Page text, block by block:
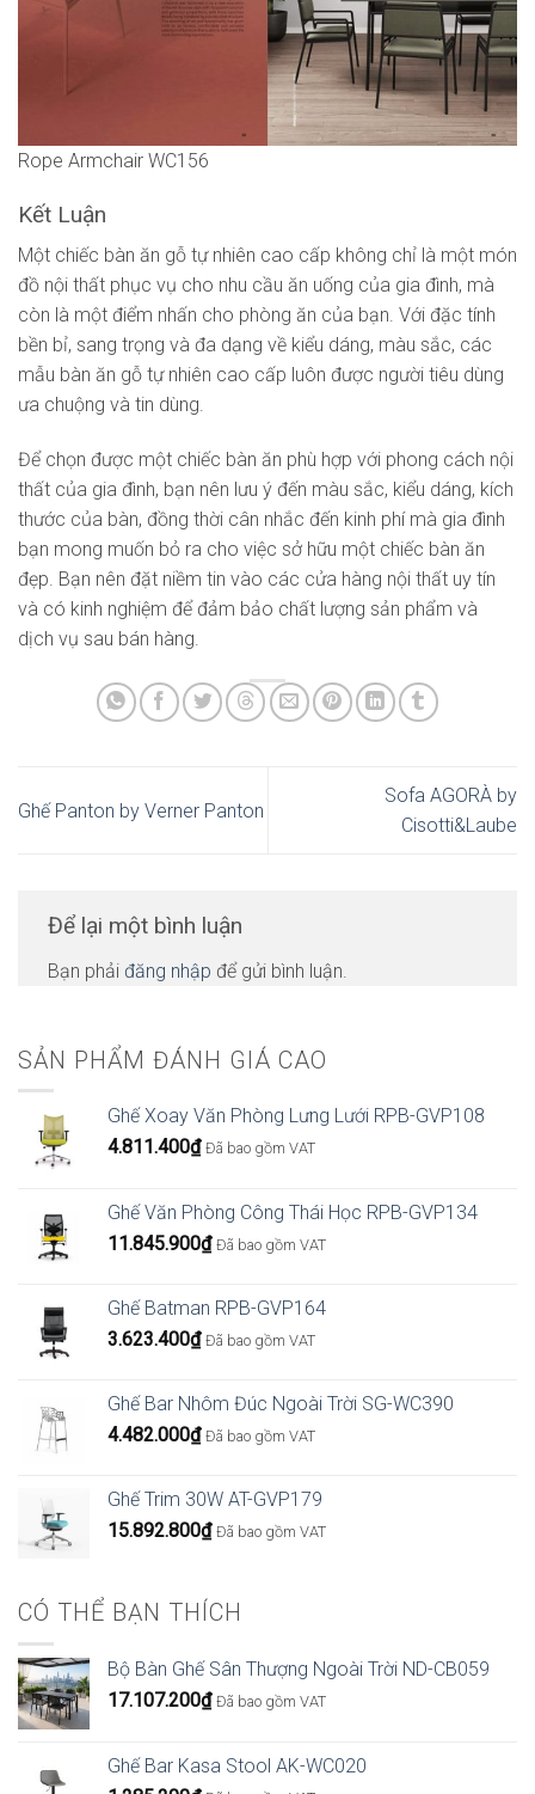
SẢN PHẨM ĐÁNH GIÁ CAO
Ghế Xoay Văn Phòng Lưng Lưới RPB-GVP108
4.811.400₫ Đã bao gồm VAT
Ghế Văn Phòng Công Thái Học RPB-GVP134
11.845.900₫ Đã bao gồm VAT
Ghế Batman RPB-GVP164
3.623.400₫ Đã bao gồm VAT
Ghế Bar Nhôm Đúc Ngoài Trời SG-WC390
4.482.000₫ Đã bao gồm VAT
Ghế Trim 30W AT-GVP179
15.892.800₫ Đã bao gồm VAT
CÓ THỂ BẠN THÍCH
Bộ Bàn Ghế Sân Thượng Ngoài Trời ND-CB059
17.107.200₫ Đã bao gồm VAT
Ghế Bar Kasa Stool AK-WC020
Rope Armchair WC156
Kết Luận
Một chiếc bàn ăn gỗ tự nhiên cao cấp không chỉ là một món
đồ nội thất phục vụ cho nhu cầu ăn uống của gia đình, mà
còn là một điểm nhấn cho phòng ăn của bạn. Với đặc tính
bền bỉ, sang trọng và đa dạng về kiểu dáng, màu sắc, các
mẫu bàn ăn gỗ tự nhiên cao cấp luôn được người tiêu dùng
ưa chuộng và tin dùng.
Để chọn được một chiếc bàn ăn phù hợp với phong cách nội
thất của gia đình, bạn nên lưu ý đến màu sắc, kiểu dáng, kích
thước của bàn, đồng thời cân nhắc đến kinh phí mà gia đình
bạn mong muốn bỏ ra cho việc sở hữu một chiếc bàn ăn
đẹp. Bạn nên đặt niềm tin vào các cửa hàng nội thất uy tín
và có kinh nghiệm để đảm bảo chất lượng sản phẩm và
dịch vụ sau bán hàng.
Ghế Panton by Verner Panton
Sofa AGORÀ by
Cisotti&Laube
Để lại một bình luận
Bạn phải đăng nhập để gửi bình luận.